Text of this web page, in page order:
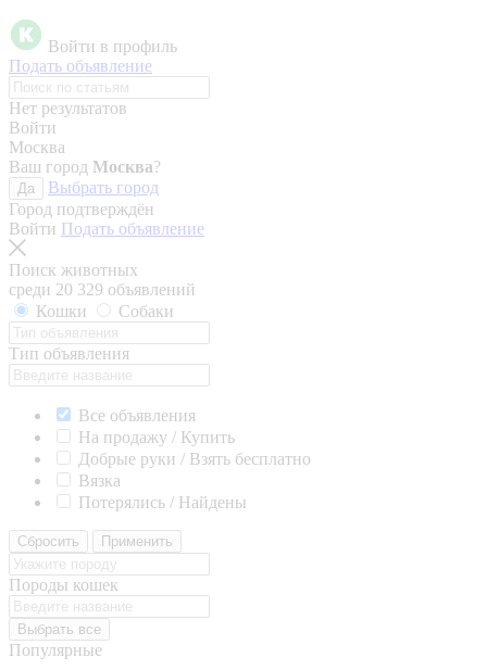
Войти в профиль
Подать объявление
Нет результатов
Войти
Москва
Ваш город Москва?
Да
Выбрать город
Город подтверждён
Войти Подать объявление
Поиск животных
среди 20 329 объявлений
Кошки
Собаки
Тип объявления
Все объявления
На продажу / Купить
Добрые руки / Взять бесплатно
Вязка
Потерялись / Найдены
Сбросить Применить
Породы кошек
Выбрать все
Популярные